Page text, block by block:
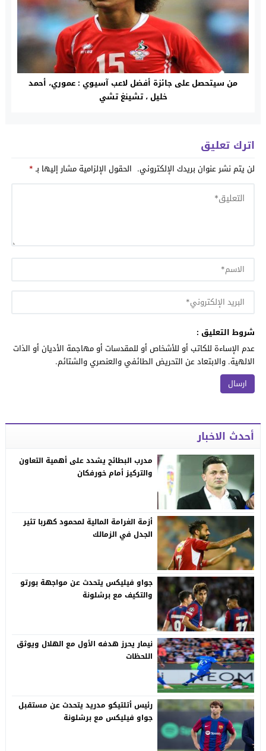
من سيتحصل على جائزة أفضل لاعب آسيوي : عموري، أحمد
خليل ، تشينغ تشي
اترك تعليق
لن يتم نشر عنوان بريدك الإلكتروني. الحقول الإلزامية مشار إليها بـ*
شروط التعليق :
عدم الإساءة للكاتب أو للأشخاص أو للمقدسات أو مهاجمة الأديان أو الذات
الالهية. والابتعاد عن التحريض الطائفي والعنصري والشتائم.
أحدث الاخبار
مدرب البطائح يشدد على أهمية التعاون
والتركيز أمام خورفكان
أزمة الغرامة المالية لمحمود كهربا تثير
الجدل في الزمالك
جواو فيليكس يتحدث عن مواجهة بورتو
والتكيف مع برشلونة
نيمار يحرز هدفه الأول مع الهلال ويوثق
اللحظات
رئيس أتلتيكو مدريد يتحدث عن مستقبل
جواو فيليكس مع برشلونة